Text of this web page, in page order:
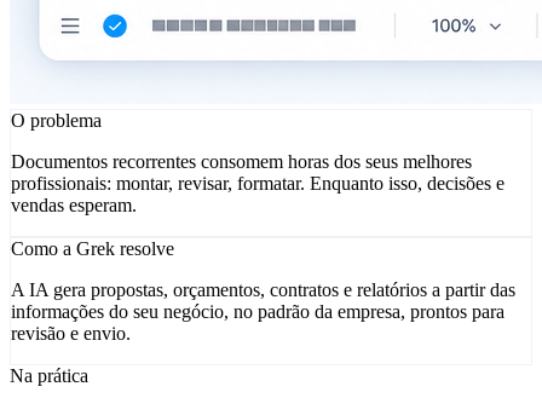
O problema
Documentos recorrentes consomem horas dos seus melhores
profissionais: montar, revisar, formatar. Enquanto isso, decisões e
vendas esperam.
Como a Grek resolve
A IA gera propostas, orçamentos, contratos e relatórios a partir das
informações do seu negócio, no padrão da empresa, prontos para
revisão e envio.
Na prática